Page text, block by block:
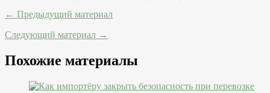
← Предыдущий материал
Следующий материал →
Похожие материалы